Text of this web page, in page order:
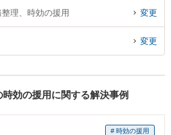
理、時効の援用 変更
変更
効の援用に関する解決事例
# 時効の援用